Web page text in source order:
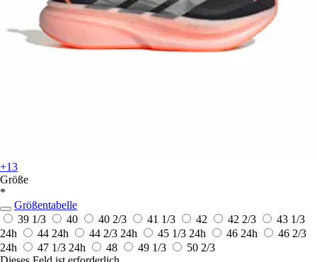
+13
Größe
*
Größentabelle
39 1/3
40 40 2/3 41 1/3 42 42 2/3
43 1/3
24h
44 24h 44 2/3 24h 45 1/3 24h 46 24h
46 2/3
24h
47 1/3 24h 48 49 1/3
50 2/3